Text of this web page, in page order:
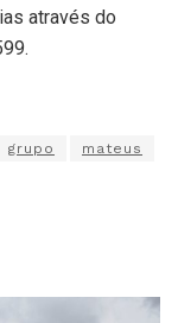
através do
grupo mateus